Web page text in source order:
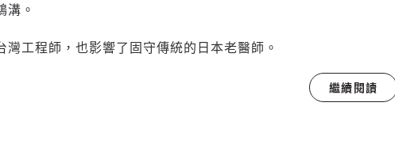
溝。
工程師，也影響了固守傳統的日本老醫師。
繼續閱讀